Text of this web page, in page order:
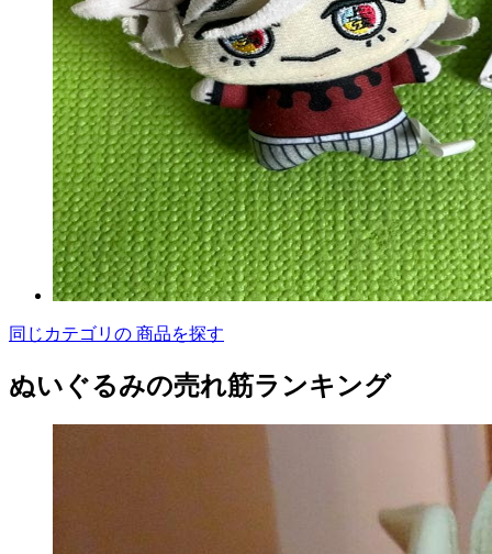
同じカテゴリの 商品を探す
ぬいぐるみの売れ筋ランキング